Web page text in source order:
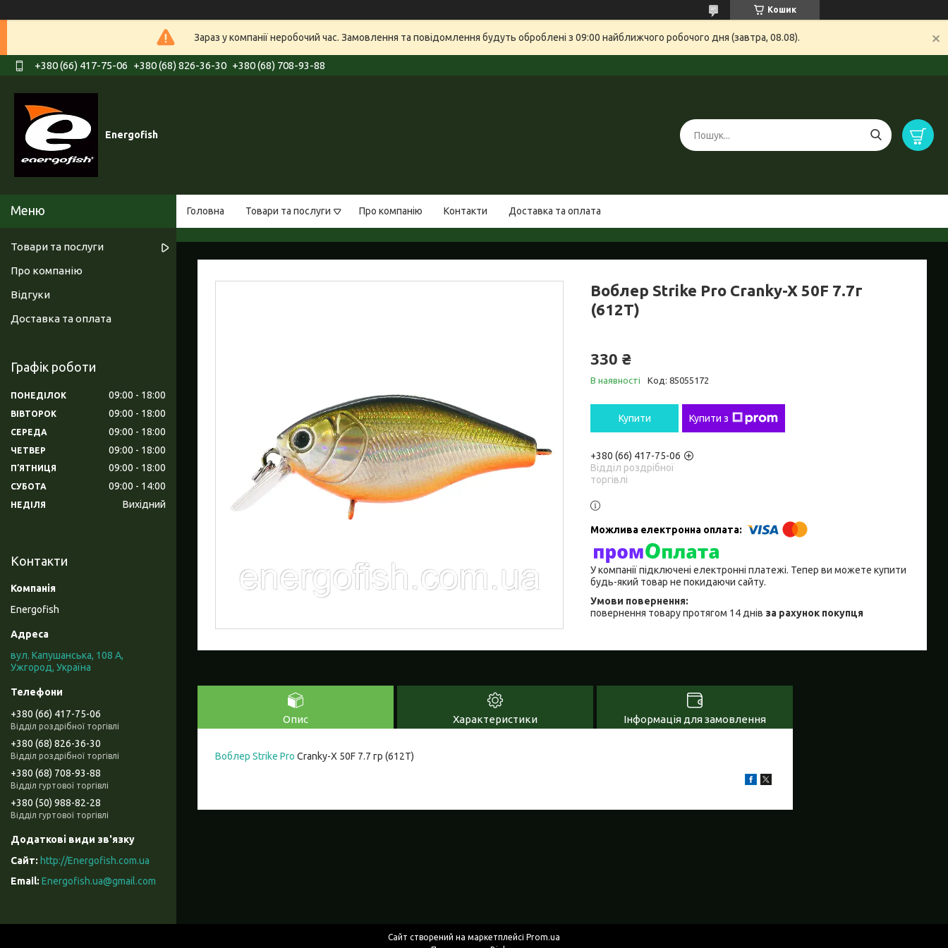
Кошик
Зараз у компанії неробочий час. Замовлення та повідомлення будуть оброблені з 09:00 найближчого робочого дня (завтра, 08.08).
+380 (66) 417-75-06 +380 (68) 826-36-30 +380 (68) 708-93-88
Energofish
Головна Товари та послуги Про компанію Контакти Доставка та оплата
Воблер Strike Pro Cranky-X 50F 7.7г
(612T)
330 ₴
В наявності Код: 85055172
Купити Купити з
+380 (66) 417-75-06
Відділ роздрібної
торгівлі
У компанії підключені електронні платежі. Тепер ви можете купити
будь-який товар не покидаючи сайту.
повернення товару протягом 14 днів за рахунок покупця
Опис Характеристики Інформація для замовлення
Воблер Strike Pro Cranky-X 50F 7.7 гр (612T)
Товари та послуги
Про компанію
Відгуки
Доставка та оплата
Графік роботи
ПОНЕДІЛОК 09:00 18:00
ВІВТОРОК 09:00 18:00
СЕРЕДА 09:00 18:00
ЧЕТВЕР 09:00 18:00
ПʼЯТНИЦЯ 09:00 18:00
СУБОТА 09:00 14:00
НЕДІЛЯ Вихідний
Контакти
Energofish
вул. Капушанська, 108 А,
Ужгород, Україна
+380 (66) 417-75-06
Відділ роздрібної торгівлі
+380 (68) 826-36-30
Відділ роздрібної торгівлі
+380 (68) 708-93-88
Відділ гуртової торгівлі
+380 (50) 988-82-28
Відділ гуртової торгівлі
http://Energofish.com.ua
Energofish.ua@gmail.com
Сайт створений на маркетплейсі Prom.ua